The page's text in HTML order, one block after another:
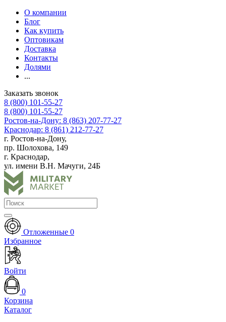
О компании
Блог
Как купить
Оптовикам
Доставка
Контакты
Долями
...
Заказать звонок
8 (800) 101-55-27
8 (800) 101-55-27
Ростов-на-Дону: 8 (863) 207-77-27
Краснодар: 8 (861) 212-77-27
г. Ростов-на-Дону,
пр. Шолохова, 149
г. Краснодар,
ул. имени В.Н. Мачуги, 24Б
Отложенные 0
Избранное
Войти
0
Корзина
Каталог